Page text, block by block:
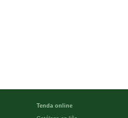
Tenda online